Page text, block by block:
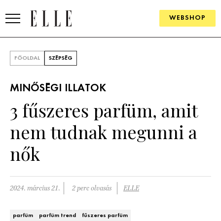
WEBSHOP
SZÉPSÉG
ÉLETMÓD
PÁRKAPCSOLAT
FŐOLDAL SZÉPSÉG
MINŐSÉGI ILLATOK
3 fűszeres parfüm, amit
nem tudnak megunni a
nők
2024. március 21. 2 perc olvasás ELLE
parfüm parfüm trend fűszeres parfüm